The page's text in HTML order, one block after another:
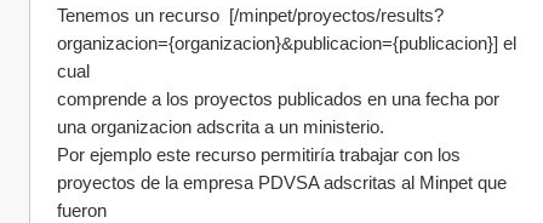
Tenemos un recurso  [/minpet/proyectos/results?
organizacion={organizacion}&publicacion={publicacion}] el
cual
comprende a los proyectos publicados en una fecha por
una organizacion adscrita a un ministerio.
Por ejemplo este recurso permitiría trabajar con los
proyectos de la empresa PDVSA adscritas al Minpet que
fueron